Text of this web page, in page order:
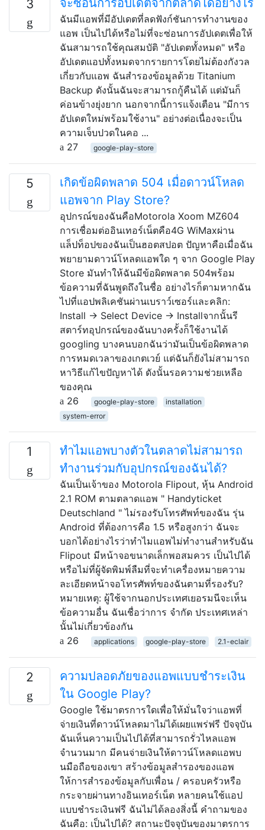
3
ฉันมีแอพที่มีอัปเดตที่ลดฟังก์ชันการทำงานของ
แอพ เป็นไปได้หรือไม่ที่จะซ่อนการอัปเดตเพื่อให้
ฉันสามารถใช้คุณสมบัติ "อัปเดตทั้งหมด" หรือ
อัปเดตแอปทั้งหมดจากรายการโดยไม่ต้องกังวล
เกี่ยวกับแอพ ฉันสำรองข้อมูลด้วย Titanium
Backup ดังนั้นฉันจะสามารถกู้คืนได้ แต่มันก็
ค่อนข้างยุ่งยาก นอกจากนี้การแจ้งเตือน "มีการ
อัปเดตใหม่พร้อมใช้งาน" อย่างต่อเนื่องจะเป็น
ความเจ็บปวดในคอ ...
27
google-play-store
5
เกิดข้อผิดพลาด 504 เมื่อดาวน์โหลด
แอพจาก Play Store?
อุปกรณ์ของฉันคือMotorola Xoom MZ604
การเชื่อมต่ออินเทอร์เน็ตคือ4G WiMaxผ่าน
แล็ปท็อปของฉันเป็นฮอตสปอต ปัญหาคือเมื่อฉัน
พยายามดาวน์โหลดแอพใด ๆ จาก Google Play
Store มันทำให้ฉันมีข้อผิดพลาด 504พร้อม
ข้อความที่ฉันพูดถึงในชื่อ อย่างไรก็ตามหากฉัน
ไปที่แอปพลิเคชันผ่านเบราว์เซอร์และคลิก:
Install → Select Device → Installจากนั้นรี
สตาร์ทอุปกรณ์ของฉันบางครั้งก็ใช้งานได้
googling บางคนบอกฉันว่ามันเป็นข้อผิดพลาด
การหมดเวลาของเกตเวย์ แต่ฉันก็ยังไม่สามารถ
หาวิธีแก้ไขปัญหาได้ ดังนั้นรอความช่วยเหลือ
ของคุณ
26
google-play-store
installation
system-error
1
ทำไมแอพบางตัวในตลาดไม่สามารถ
ทำงานร่วมกับอุปกรณ์ของฉันได้?
ฉันเป็นเจ้าของ Motorola Flipout, หุ้น Android
2.1 ROM ตามตลาดแอพ " Handyticket
Deutschland " ไม่รองรับโทรศัพท์ของฉัน รุ่น
Android ที่ต้องการคือ 1.5 หรือสูงกว่า ฉันจะ
บอกได้อย่างไรว่าทำไมแอพไม่ทำงานสำหรับฉัน
Flipout มีหน้าจอขนาดเล็กพอสมควร เป็นไปได้
หรือไม่ที่ผู้จัดพิมพ์ลืมที่จะทำเครื่องหมายความ
ละเอียดหน้าจอโทรศัพท์ของฉันตามที่รองรับ?
หมายเหตุ: ผู้ใช้จากนอกประเทศเยอรมนีจะเห็น
ข้อความอื่น ฉันเชื่อว่าการ จำกัด ประเทศเหล่า
นั้นไม่เกี่ยวข้องกัน
26
applications google-play-store 2.1-eclair
2
ความปลอดภัยของแอพแบบชำระเงิน
ใน Google Play?
Google ใช้มาตรการใดเพื่อให้มั่นใจว่าแอพที่
จ่ายเงินที่ดาวน์โหลดมาไม่ได้เผยแพร่ฟรี ปัจจุบัน
ฉันเห็นความเป็นไปได้ที่สามารถรั่วไหลแอพ
จำนวนมาก มีคนจ่ายเงินให้ดาวน์โหลดแอพบ
นมือถือของเขา สร้างข้อมูลสำรองของแอพ
ให้การสำรองข้อมูลกับเพื่อน / ครอบครัวหรือ
กระจายผ่านทางอินเทอร์เน็ต หลายคนใช้แอป
แบบชำระเงินฟรี ฉันไม่ได้ลองสิ่งนี้ คำถามของ
ฉันคือ: เป็นไปได้? สถานะปัจจุบันของมาตรการ